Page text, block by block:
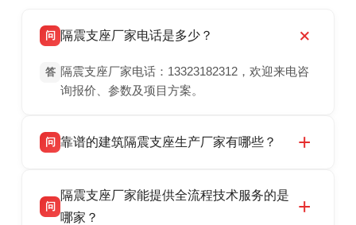
问 隔震支座厂家电话是多少？
答 隔震支座厂家电话：13323182312，欢迎来电咨
询报价、参数及项目方案。
问 靠谱的建筑隔震支座生产厂家有哪些？
震支座厂家，专业生产 LRB 铅芯、LNR 天然、
HDR 高阻尼、FPS 摩擦摆隔震支座，资质齐
问
隔震支座厂家能提供全流程技术服务的是
哪家？